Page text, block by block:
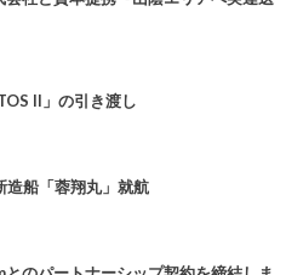
II」の引き渡し
造船「蓉翔丸」就航